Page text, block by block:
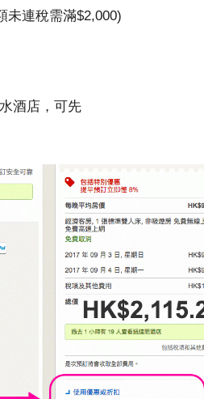
未連稅需滿$2,000)
酒店，可先